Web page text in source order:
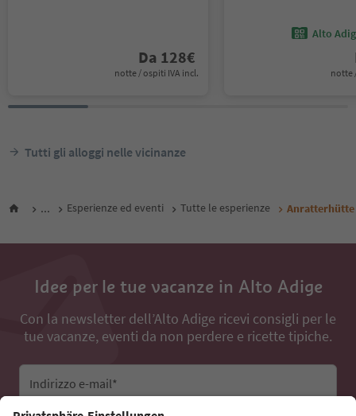
Da 128€
notte / ospiti IVA incl.
Alto
notte
Tutti gli alloggi nelle vicinanze
... Esperienze ed eventi Tutte le esperienze Anratterhütte
Idee per le tue vacanze in Alto Adige
Con la newsletter dell’Alto Adige ricevi consigli per le
tue vacanze, eventi da non perdere e ricette tipiche.
Indirizzo e-mail*